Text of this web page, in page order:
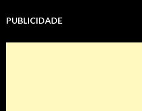
PUBLICIDADE